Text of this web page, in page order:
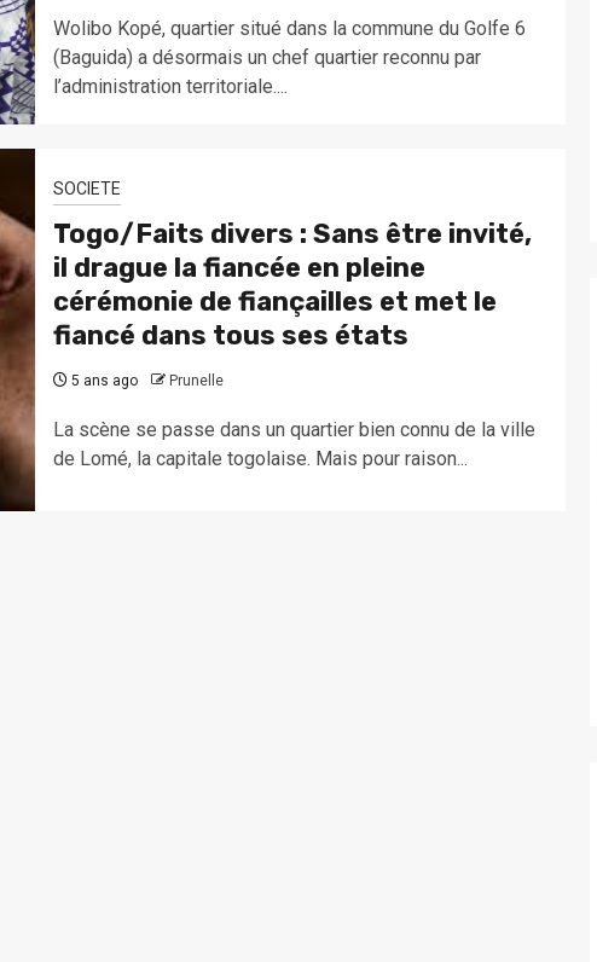
Wolibo Kopé, quartier situé dans la commune du Golfe 6
(Baguida) a désormais un chef quartier reconnu par
l’administration territoriale....
SOCIETE
Togo/Faits divers : Sans être invité,
il drague la fiancée en pleine
cérémonie de fiançailles et met le
fiancé dans tous ses états
5 ans ago Prunelle
La scène se passe dans un quartier bien connu de la ville
de Lomé, la capitale togolaise. Mais pour raison...